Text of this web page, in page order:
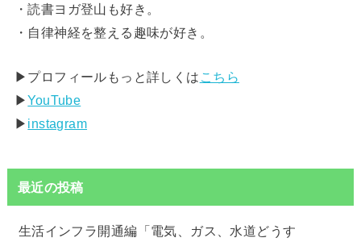
・読書ヨガ登山も好き。
・自律神経を整える趣味が好き。
▶︎プロフィールもっと詳しくは こちら
▶︎YouTube
▶︎ instagram
最近の投稿
生活インフラ開通編「電気、ガス、水道どうす